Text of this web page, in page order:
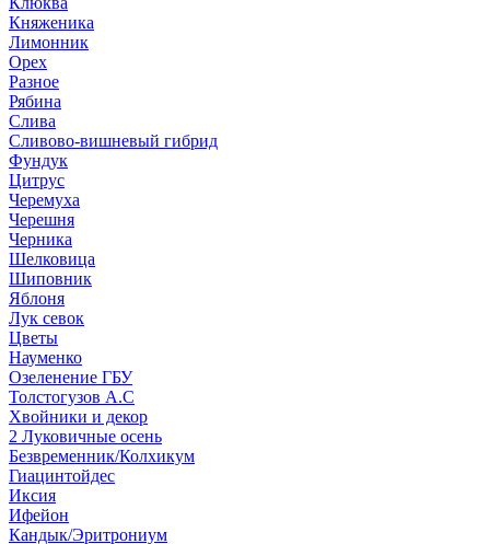
Княженика
Лимонник
Орех
Разное
Рябина
Слива
Сливово-вишневый гибрид
Фундук
Цитрус
Черемуха
Черешня
Черника
Шелковица
Шиповник
Яблоня
Лук севок
Цветы
Науменко
Озеленение ГБУ
Толстогузов А.С
Хвойники и декор
2 Луковичные осень
Безвременник/Колхикум
Гиацинтойдес
Иксия
Ифейон
Кандык/Эритрониум